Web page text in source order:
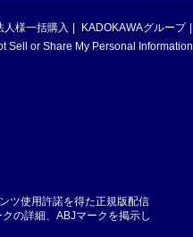
人様一括購入
KADOKAWAグループ
Sell or Share My Personal Information
ツ使用許諾を得た正規版配信
の詳細、ABJマークを掲示し